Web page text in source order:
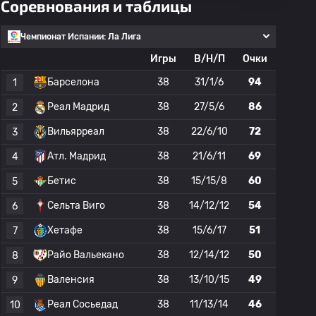
Соревнования и таблицы
Чемпионат Испании: Ла Лига
Игры В/Н/П
Очки
1
Барселона 38 31/1/6 94
2 Реал Мадрид 38 27/5/6 86
3 Вильярреал 38 22/6/10 72
4 Атл. Мадрид 38 21/6/11 69
5 Бетис 38 15/15/8 60
6 Сельта Виго 38 14/12/12 54
7 Хетафе 38 15/6/17 51
8 Райо Вальекано 38 12/14/12 50
9 Валенсия 38 13/10/15 49
10 Реал Сосьедад 38 11/13/14 46